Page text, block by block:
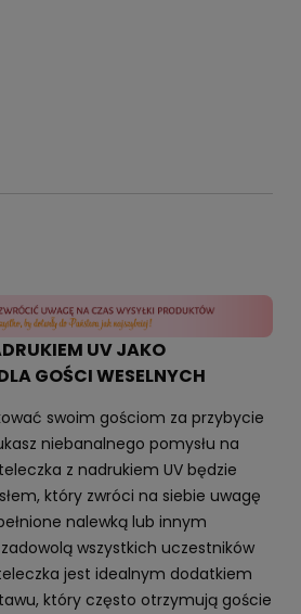
UV JAKO
GOŚCI WESELNYCH
swoim gościom za przybycie
niebanalnego pomysłu na
z nadrukiem UV będzie
który zwróci na siebie uwagę
nalewką lub innym
wszystkich uczestników
jest idealnym dodatkiem
który często otrzymują goście